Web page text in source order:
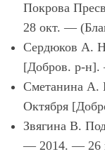
Покрова
28 окт. —
Сердюков А.
[Добров. р-
Сметанина А.
Октября
Звягина В.
— 2014. — 26